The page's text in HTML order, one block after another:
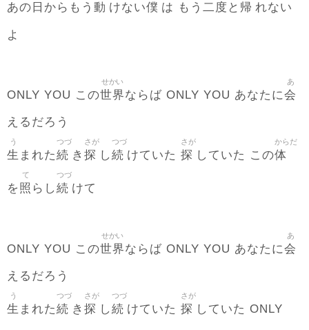
あの 日 からもう 動 けない僕 は もう 二度 と 帰 れない
よ
ONLY YOU この世界
せかい
ならば ONLY YOU あなたに会
あ
えるだろう
生
う
まれた続
つづ
き 探
さが
し続
つづ
けていた 探
さが
していた この体
からだ
を照
て
らし続
つづ
けて
ONLY YOU この世界
せかい
ならば ONLY YOU あなたに会
あ
えるだろう
生
う
まれた続
つづ
き 探
さが
し続
つづ
けていた 探
さが
していた ONLY